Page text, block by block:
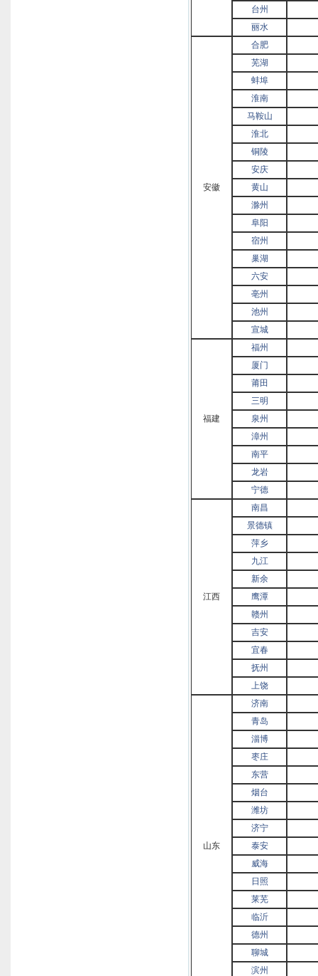
台州
丽水
安徽
合肥
芜湖
蚌埠
淮南
马鞍山
淮北
铜陵
安庆
黄山
滁州
阜阳
宿州
巢湖
六安
亳州
池州
宣城
福建
福州
厦门
莆田
三明
泉州
漳州
南平
龙岩
宁德
江西
南昌
景德镇
萍乡
九江
新余
鹰潭
赣州
吉安
宜春
抚州
上饶
山东
济南
青岛
淄博
枣庄
东营
烟台
潍坊
济宁
泰安
威海
日照
莱芜
临沂
德州
聊城
滨州